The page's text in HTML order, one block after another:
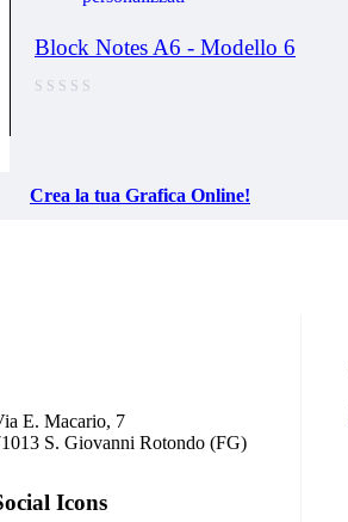
Block Notes A6 - Modello 6
Crea la tua Grafica Online!
E. Macario, 7
S. Giovanni Rotondo (FG)
Icons